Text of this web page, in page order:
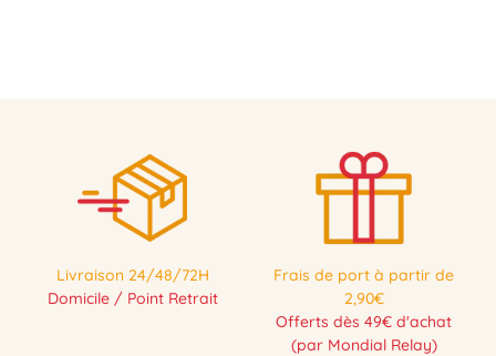
Livraison 24/48/72H
Domicile / Point Retrait
Frais de port à partir de
2,90€
Offerts dès 49€ d'achat
(par Mondial Relay)